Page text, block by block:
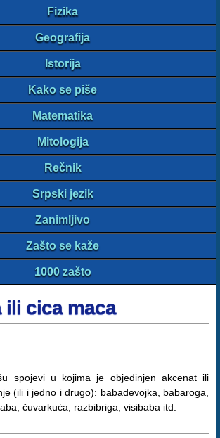
Fizika
Geografija
Istorija
Kako se piše
Matematika
Mitologija
Rečnik
Srpski jezik
Zanimljivo
Zašto se kaže
1000 zašto
ili cica maca
spojevi u kojima je objedinjen akcenat ili
(ili i jedno i drugo): babadevojka, babaroga,
čuvarkuća, razbibriga, visibaba itd.